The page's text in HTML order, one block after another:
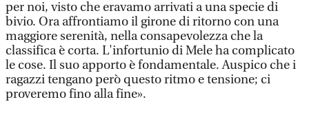
per noi, visto che eravamo arrivati a una specie di
bivio. Ora affrontiamo il girone di ritorno con una
maggiore serenità, nella consapevolezza che la
classifica è corta. L'infortunio di Mele ha complicato
le cose. Il suo apporto è fondamentale. Auspico che i
ragazzi tengano però questo ritmo e tensione; ci
proveremo fino alla fine».